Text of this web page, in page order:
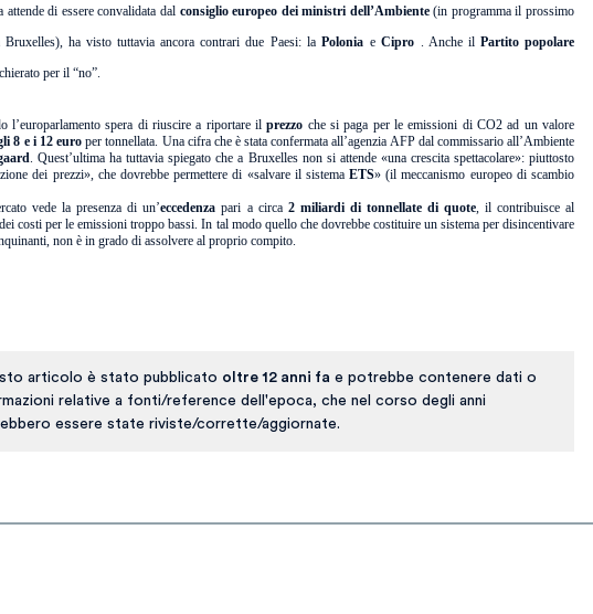
attende di essere convalidata dal consiglio europeo dei ministri dell’Ambiente(in programma il prossimo
Bruxelles), ha visto tuttavia ancora contrari due Paesi: la Polonia e Cipro . Anche il Partito popolare
per il “no”.
l’europarlamento spera di riuscire a riportare ilprezzo che si paga per le emissioni di CO2 ad un valore
8 e i 12 europer tonnellata. Una cifra che è stata confermata all’agenzia AFP dal commissario all’Ambiente
. Quest’ultima ha tuttavia spiegato che a Bruxelles non si attende «una crescita spettacolare»: piuttosto
dei prezzi», che dovrebbe permettere di «salvare il sistemaETS» (il meccanismo europeo di scambio
vede la presenza di un’eccedenza pari a circa 2 miliardi di tonnellate di quote, il contribuisce al
costi per le emissioni troppo bassi. In tal modo quello che dovrebbe costituire un sistema per disincentivare
non è in grado di assolvere al proprio compito.
articolo è stato pubblicato oltre 12 anni fa e potrebbe contenere dati o
relative a fonti/reference dell'epoca, che nel corso degli anni
essere state riviste/corrette/aggiornate.